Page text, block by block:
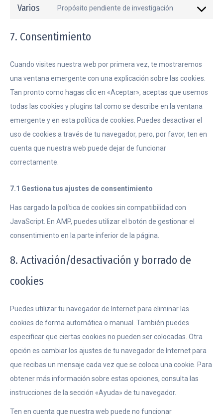
youtube
Varios
Propósito pendiente de investigación
7. Consentimiento
Cuando visites nuestra web por primera vez, te mostraremos
una ventana emergente con una explicación sobre las cookies.
Tan pronto como hagas clic en «Aceptar», aceptas que usemos
todas las cookies y plugins tal como se describe en la ventana
emergente y en esta política de cookies. Puedes desactivar el
uso de cookies a través de tu navegador, pero, por favor, ten en
cuenta que nuestra web puede dejar de funcionar
correctamente.
7.1 Gestiona tus ajustes de consentimiento
Has cargado la política de cookies sin compatibilidad con
JavaScript. En AMP, puedes utilizar el botón de gestionar el
consentimiento en la parte inferior de la página.
8. Activación/desactivación y borrado de
cookies
Puedes utilizar tu navegador de Internet para eliminar las
cookies de forma automática o manual. También puedes
especificar que ciertas cookies no pueden ser colocadas. Otra
opción es cambiar los ajustes de tu navegador de Internet para
que recibas un mensaje cada vez que se coloca una cookie. Para
obtener más información sobre estas opciones, consulta las
instrucciones de la sección «Ayuda» de tu navegador.
Ten en cuenta que nuestra web puede no funcionar